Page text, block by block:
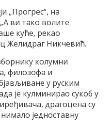
„Прогрес“, на
ви тако волите
куће, рекао
Желидраг Никчевић.
колумни
филозофа и
у руским
је кулминирао сукоб у
драгоцена су
једноставну